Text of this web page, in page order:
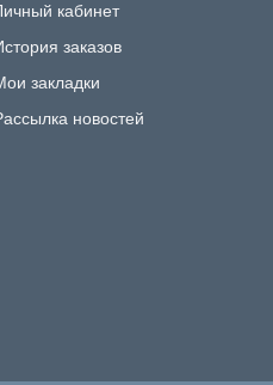
кабинет
заказов
закладки
новостей